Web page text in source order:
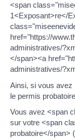
<span
1<Exposant>re</
href="https://
administratives/
</span><a
administratives/
Ainsi, si vous avez
le permis
Vous avez <span
sur votre <span
probatoire</span>